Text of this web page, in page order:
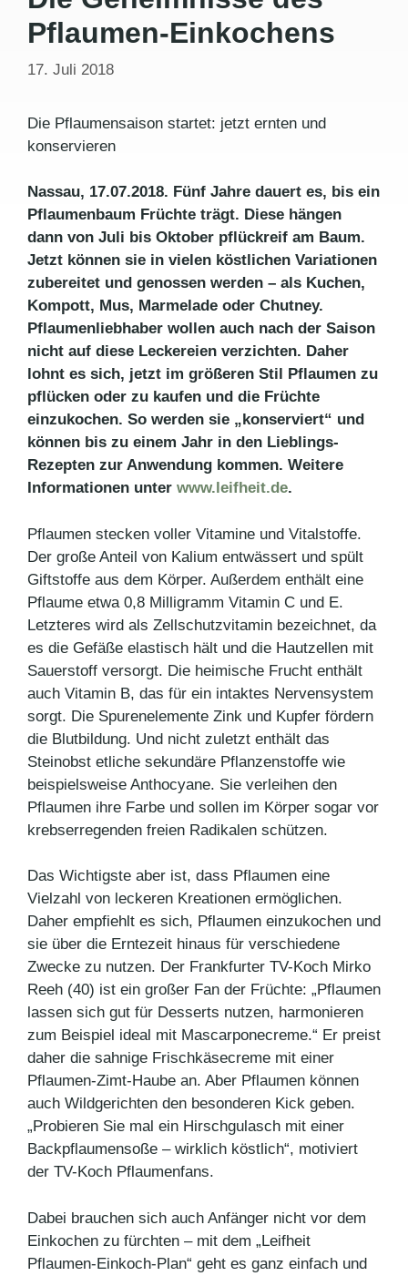
Pflaumen-Einkochens
17. Juli 2018
Die Pflaumensaison startet: jetzt ernten und
konservieren
Nassau, 17.07.2018. Fünf Jahre dauert es, bis ein
Pflaumenbaum Früchte trägt. Diese hängen
dann von Juli bis Oktober pflückreif am Baum.
Jetzt können sie in vielen köstlichen Variationen
zubereitet und genossen werden – als Kuchen,
Kompott, Mus, Marmelade oder Chutney.
Pflaumenliebhaber wollen auch nach der Saison
nicht auf diese Leckereien verzichten. Daher
lohnt es sich, jetzt im größeren Stil Pflaumen zu
pflücken oder zu kaufen und die Früchte
einzukochen. So werden sie „konserviert“ und
können bis zu einem Jahr in den Lieblings-
Rezepten zur Anwendung kommen. Weitere
Informationen unter www.leifheit.de.
Pflaumen stecken voller Vitamine und Vitalstoffe.
Der große Anteil von Kalium entwässert und spült
Giftstoffe aus dem Körper. Außerdem enthält eine
Pflaume etwa 0,8 Milligramm Vitamin C und E.
Letzteres wird als Zellschutzvitamin bezeichnet, da
es die Gefäße elastisch hält und die Hautzellen mit
Sauerstoff versorgt. Die heimische Frucht enthält
auch Vitamin B, das für ein intaktes Nervensystem
sorgt. Die Spurenelemente Zink und Kupfer fördern
die Blutbildung. Und nicht zuletzt enthält das
Steinobst etliche sekundäre Pflanzenstoffe wie
beispielsweise Anthocyane. Sie verleihen den
Pflaumen ihre Farbe und sollen im Körper sogar vor
krebserregenden freien Radikalen schützen.
Das Wichtigste aber ist, dass Pflaumen eine
Vielzahl von leckeren Kreationen ermöglichen.
Daher empfiehlt es sich, Pflaumen einzukochen und
sie über die Erntezeit hinaus für verschiedene
Zwecke zu nutzen. Der Frankfurter TV-Koch Mirko
Reeh (40) ist ein großer Fan der Früchte: „Pflaumen
lassen sich gut für Desserts nutzen, harmonieren
zum Beispiel ideal mit Mascarpone­creme.“ Er preist
daher die sahnige Frischkäsecreme mit einer
Pflaumen-Zimt-Haube an. Aber Pflaumen können
auch Wildgerichten den besonderen Kick geben.
„Probieren Sie mal ein Hirschgulasch mit einer
Backpflaumensoße – wirklich köstlich“, motiviert
der TV-Koch Pflaumenfans.
Dabei brauchen sich auch Anfänger nicht vor dem
Einkochen zu fürchten – mit dem „Leifheit
Pflaumen-Einkoch-Plan“ geht es ganz einfach und